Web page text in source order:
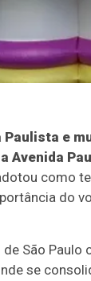
e
Avenida
como
do
São
se